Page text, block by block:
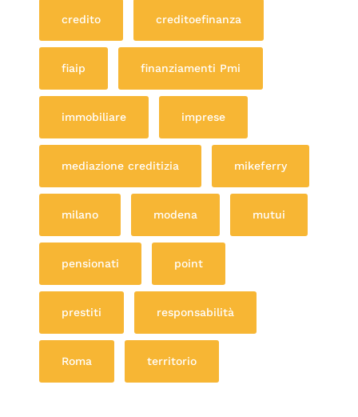
credito creditoefinanza
fiaip finanziamenti Pmi
immobiliare imprese
mediazione creditizia mikeferry
milano modena mutui
pensionati point
prestiti responsabilità
Roma territorio